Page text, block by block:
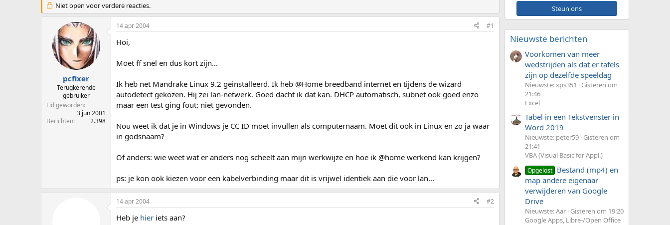
d
e
t
r
a
r
t
d
a
t
u
m
Niet open voor verdere reacties.
pcfixer
Terugkerende
gebruiker
Lid geworden
3 jun 2001
Berichten
2.398
14 apr 2004 #1
Hoi,
Moet ff snel en dus kort zijn...
Ik heb net Mandrake Linux 9.2 geinstalleerd. Ik heb @Home breedband internet en tijdens de wizard
autodetect gekozen. Hij zei lan-netwerk. Goed dacht ik dat kan. DHCP automatisch, subnet ook goed enzo
maar een test ging fout: niet gevonden.
Nou weet ik dat je in Windows je CC ID moet invullen als computernaam. Moet dit ook in Linux en zo ja waar
in godsnaam?
Of anders: wie weet wat er anders nog scheelt aan mijn werkwijze en hoe ik @home werkend kan krijgen?
ps: je kon ook kiezen voor een kabelverbinding maar dit is vrijwel identiek aan die voor lan...
14 apr 2004 #2
Heb je hier iets aan?
Steun ons
Nieuwste berichten
Voorkomen van meer
wedstrijden als dat er tafels
zijn op dezelfde speeldag
Nieuwste: xps351
Gisteren om
21:46
Excel
Tabel in een Tekstvenster in
Word 2019
Nieuwste: peter59 Gisteren om
21:41
VBA (Visual Basic for Appl.)
Opgelost Bestand (mp4) en
map andere eigenaar
verwijderen van Google
Drive
Nieuwste: Aar Gisteren om 19:20
Google Apps, Libre-/Open Office